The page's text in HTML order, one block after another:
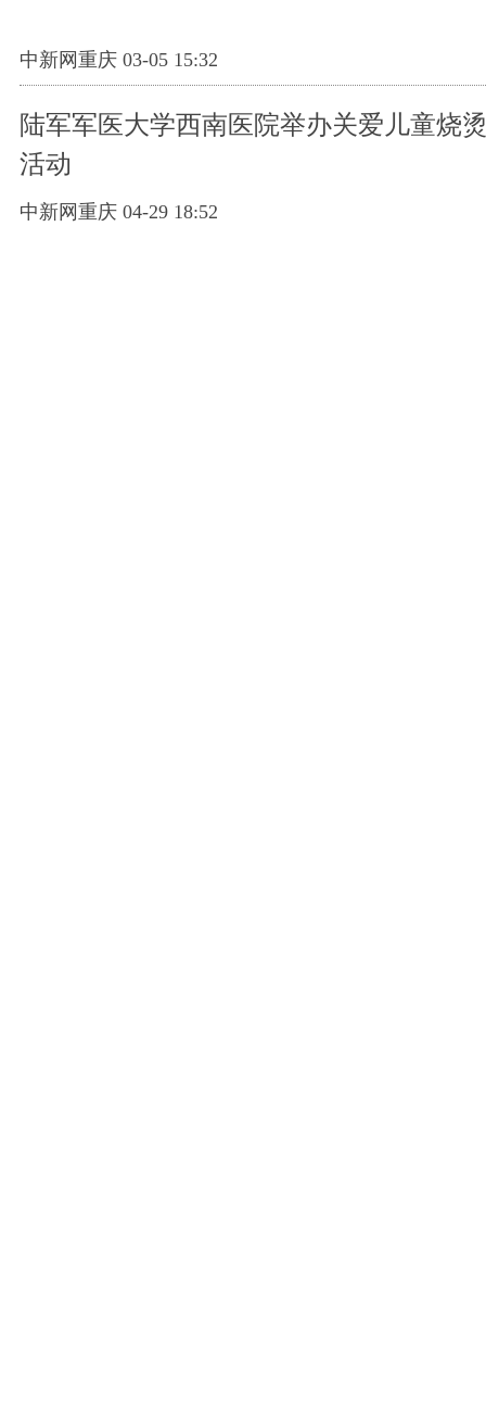
中新网重庆 03-05 15:32
陆军军医大学西南医院举办关爱儿童烧
活动
中新网重庆 04-29 18:52